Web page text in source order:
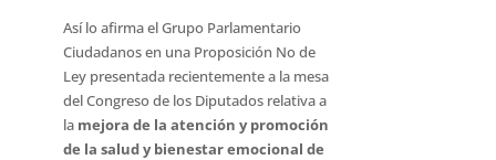
Así lo afirma el Grupo Parlamentario
Ciudadanos en una Proposición No de
Ley presentada recientemente a la mesa
del Congreso de los Diputados relativa a
la mejora de la atención y promoción
de la salud y bienestar emocional de